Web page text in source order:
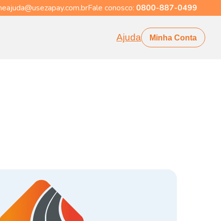
Fale conosco: 0800-887-0499
Ajuda Minha Conta